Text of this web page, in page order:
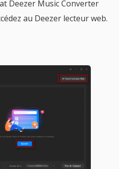
Deezer Music Converter
au Deezer lecteur web.